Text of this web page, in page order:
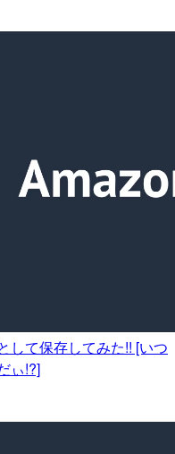
して保存してみた!! [いつ
ぃ!?]